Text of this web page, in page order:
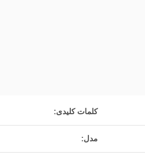
کلمات کلیدی:
مدل: